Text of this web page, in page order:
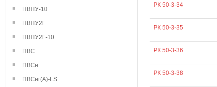
ПВПУ-10
ПВПУ2Г
ПВПУ2Г-10
ПВС
ПВСн
ПВСнг(А)-LS
РК 50-3-34
РК 50-3-35
РК 50-3-36
РК 50-3-38